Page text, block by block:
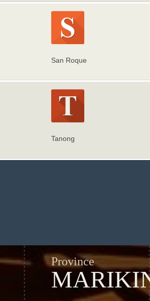
San Roque
Tanong
Province